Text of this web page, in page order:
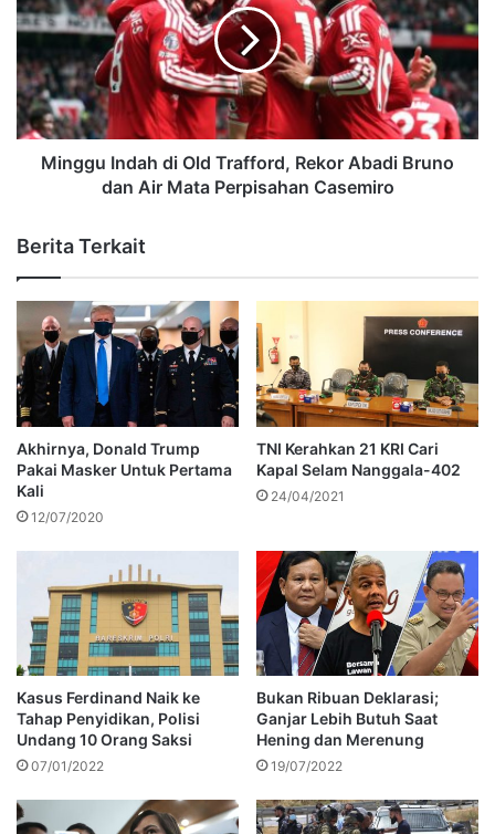
Minggu Indah di Old Trafford, Rekor Abadi Bruno
dan Air Mata Perpisahan Casemiro
Berita Terkait
Akhirnya, Donald Trump
Pakai Masker Untuk Pertama
Kali
12/07/2020
TNI Kerahkan 21 KRI Cari
Kapal Selam Nanggala-402
24/04/2021
Kasus Ferdinand Naik ke
Tahap Penyidikan, Polisi
Undang 10 Orang Saksi
07/01/2022
Bukan Ribuan Deklarasi;
Ganjar Lebih Butuh Saat
Hening dan Merenung
19/07/2022